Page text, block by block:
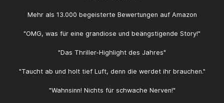
Mehr als 13.000 begeisterte Bewertungen auf Amazon
"OMG, was für eine grandiose und beängstigende Story!"
"Das Thriller-Highlight des Jahres"
"Taucht ab und holt tief Luft, denn die werdet ihr brauchen."
"Wahnsinn! Nichts für schwache Nerven!"